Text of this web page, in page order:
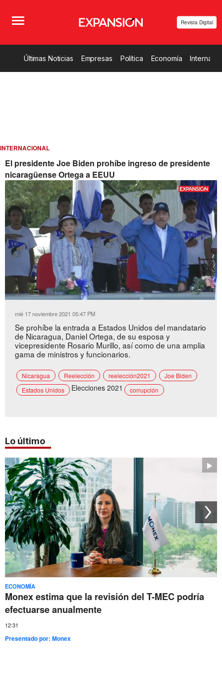
Revista Digital
Últimas Noticias Empresas Política Economía
INTERNACIONAL
El presidente Joe Biden prohíbe ingreso de presidente
nicaragüense Ortega a EEUU
Unmute Loaded:
45.46%
mié 17 noviembre 2021 05:47 PM
Se prohíbe la entrada a Estados Unidos del mandatario
de Nicaragua, Daniel Ortega, de su esposa y
vicepresidente Rosario Murillo, así como de una amplia
gama de ministros y funcionarios.
Nicaragua Reelección reelección2021
Joe Biden
Estados Unidos
Elecciones 2021 corrupción
Lo último
ECONOMÍA
Monex estima que la revisión del T-MEC podría
efectuarse anualmente
12:31
Presentado por:Monex